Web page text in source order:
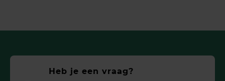
Heb je een vraag?